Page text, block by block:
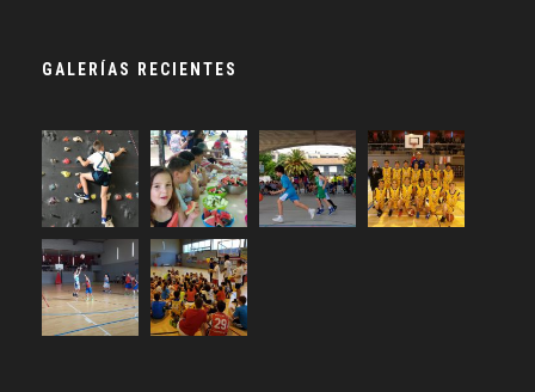
GALERÍAS RECIENTES